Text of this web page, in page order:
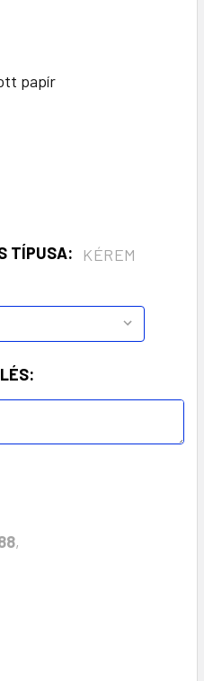
papír
TÍPUSA:
KÉREM
,